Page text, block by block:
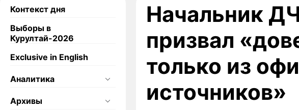
Контекст дня
Выборы в
Курултай-2026
Exclusive in English
Аналитика
Архивы
Начальник
призвал
только из
источников»